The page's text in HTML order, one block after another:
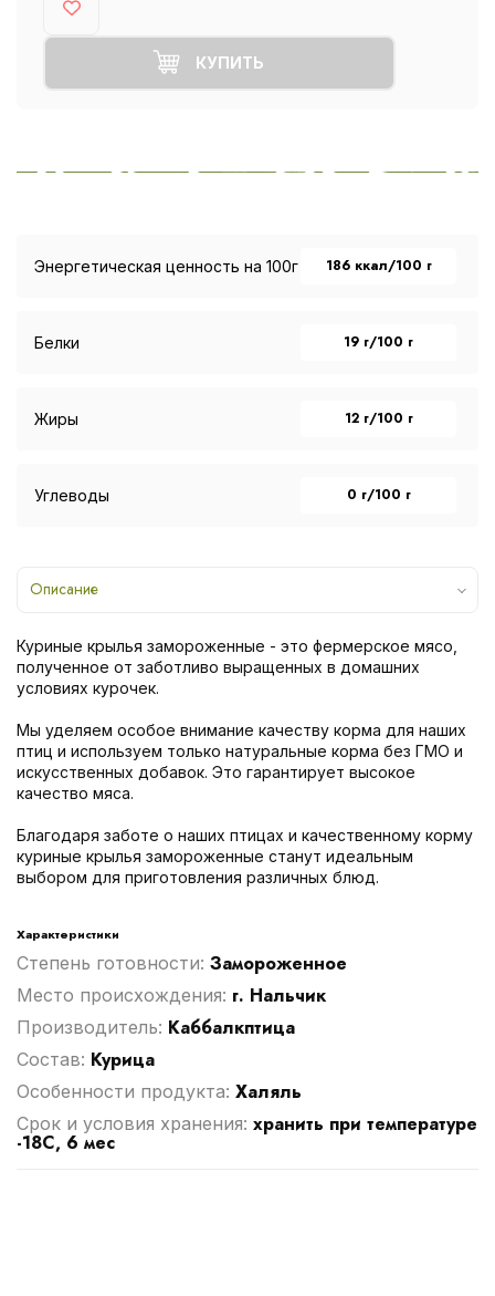
КУПИТЬ
Энергетическая ценность на 100г 186 ккал/100 г
Белки 19 г/100 г
Жиры 12 г/100 г
Углеводы 0 г/100 г
Описание
Куриные крылья замороженные - это фермерское мясо,
полученное от заботливо выращенных в домашних
условиях курочек.
Мы уделяем особое внимание качеству корма для наших
птиц и используем только натуральные корма без ГМО и
искусственных добавок. Это гарантирует высокое
качество мяса.
Благодаря заботе о наших птицах и качественному корму
куриные крылья замороженные станут идеальным
выбором для приготовления различных блюд.
Характеристики
Степень готовности: Замороженное
Место происхождения: г. Нальчик
Производитель: Каббалкптица
Cостав: Курица
Особенности продукта: Халяль
Срок и условия хранения: хранить при температуре
-18С, 6 мес